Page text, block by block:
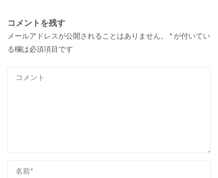
コメントを残す
メールアドレスが公開されることはありません。 * が付いてい
る欄は必須項目です